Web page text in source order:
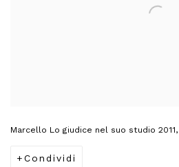
Marcello Lo giudice nel suo studio 2011,
Condividi